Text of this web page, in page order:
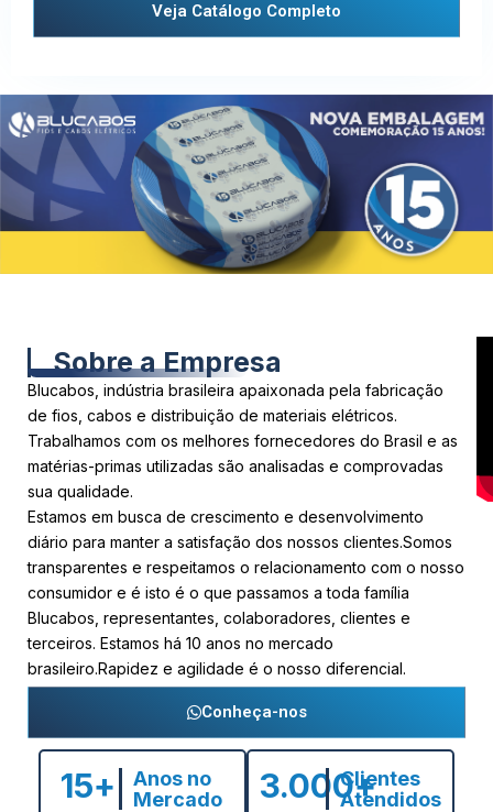
Veja Catálogo Completo
Sobre a Empresa
Blucabos, indústria brasileira apaixonada pela fabricação
de fios, cabos e distribuição de materiais elétricos.
Trabalhamos com os melhores fornecedores do Brasil e as
matérias-primas utilizadas são analisadas e comprovadas
sua qualidade.
Estamos em busca de crescimento e desenvolvimento
diário para manter a satisfação dos nossos clientes.Somos
transparentes e respeitamos o relacionamento com o nosso
consumidor e é isto é o que passamos a toda família
Blucabos, representantes, colaboradores, clientes e
terceiros. Estamos há 10 anos no mercado
brasileiro.Rapidez e agilidade é o nosso diferencial.
Conheça-nos
15+
Anos no
Mercado
3.000+
Clientes
Atendidos